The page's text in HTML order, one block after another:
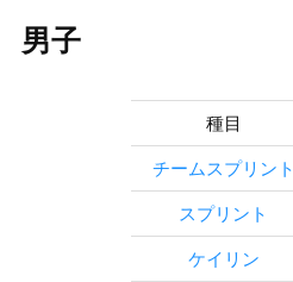
男子
種目
チームスプリント
スプリント
ケイリン